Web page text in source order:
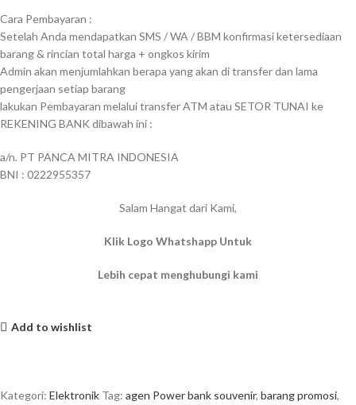
Cara Pembayaran :
Setelah Anda mendapatkan SMS / WA / BBM konfirmasi ketersediaan
barang & rincian total harga + ongkos kirim
Admin akan menjumlahkan berapa yang akan di transfer dan lama
pengerjaan setiap barang
lakukan Pembayaran melalui transfer ATM atau SETOR TUNAI ke
REKENING BANK dibawah ini :
a/n. PT PANCA MITRA INDONESIA
BNI : 0222955357
Salam Hangat dari Kami,
Klik Logo Whatshapp Untuk
Lebih cepat menghubungi kami
Add to wishlist
Kategori: Elektronik Tag: agen Power bank souvenir, barang promosi,